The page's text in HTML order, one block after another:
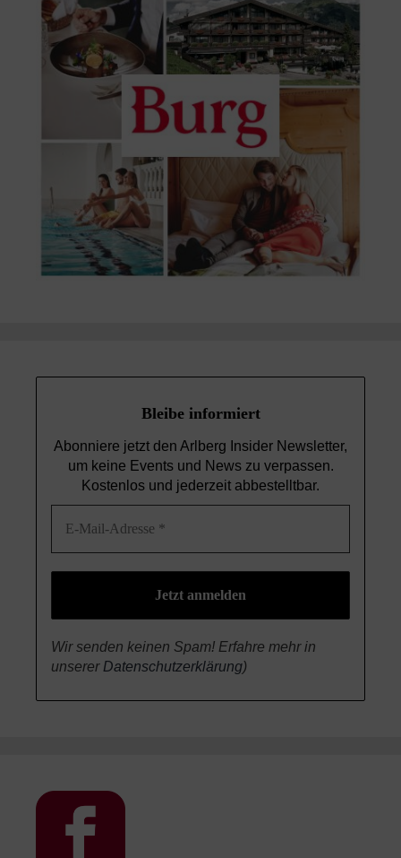
Bleibe informiert
Abonniere jetzt den Arlberg Insider Newsletter,
um keine Events und Newszu verpassen.
Kostenlos und jederzeit abbestelltbar.
Wir senden keinen Spam! Erfahre mehr in
unserer Datenschutzerklärung)